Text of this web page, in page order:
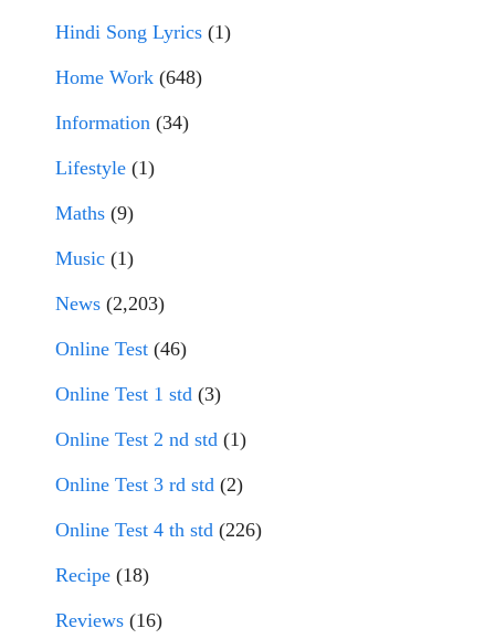
Hindi Song Lyrics (1)
Home Work (648)
Information (34)
Lifestyle (1)
Maths (9)
Music (1)
News (2,203)
Online Test (46)
Online Test 1 std (3)
Online Test 2 nd std (1)
Online Test 3 rd std (2)
Online Test 4 th std (226)
Recipe (18)
Reviews (16)